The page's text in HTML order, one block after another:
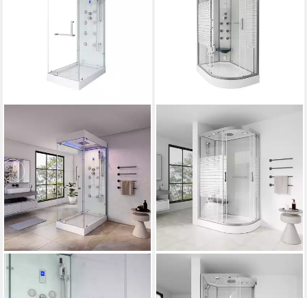
HOME DELUXE
Dampfdusche DESIGN - M
1.499,00 €
HOME DELUXE
Dampfdusche WHITE PEARL
- 120 x 80 cm Rechts